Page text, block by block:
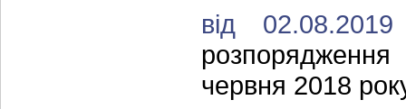
від
червня 2018